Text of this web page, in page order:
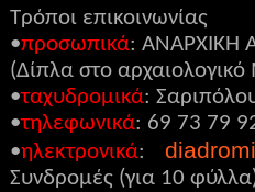
Τρόποι επικοινωνίας
•προσωπικά: ΑΝΑΡΧΙΚΗ
(Δίπλα στο
•ταχυδρομικά:
•τηλεφωνικά: 69 73 79
•ηλεκτρονικά:
Συνδρομές (για 10